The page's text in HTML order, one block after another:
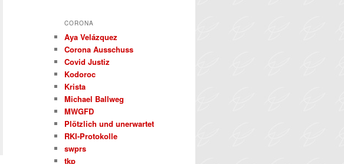
CORONA
Aya Velázquez
Corona Ausschuss
Covid Justiz
Kodoroc
Krista
Michael Ballweg
MWGFD
Plötzlich und unerwartet
RKI-Protokolle
swprs
tkp